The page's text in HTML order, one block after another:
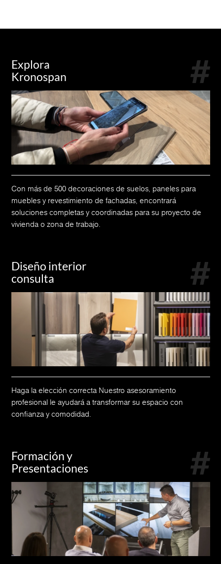
Explora
Kronospan
Con más de 500 decoraciones de suelos, paneles para
muebles y revestimiento de fachadas, encontrará
soluciones completas y coordinadas para su proyecto de
vivienda o zona de trabajo.
Diseño interior
consulta
Haga la elección correcta Nuestro asesoramiento
profesional le ayudará a transformar su espacio con
confianza y comodidad.
Formación y
Presentaciones